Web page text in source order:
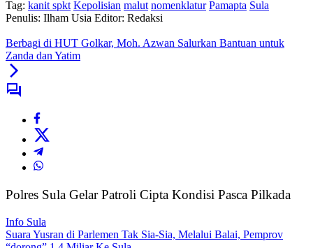
Tag: kanit spkt Kepolisian malut nomenklatur Pamapta Sula
Penulis: Ilham Usia Editor: Redaksi
Berbagi di HUT Golkar, Moh. Azwan Salurkan Bantuan untuk
Zanda dan Yatim
Polres Sula Gelar Patroli Cipta Kondisi Pasca Pilkada
Info Sula
Suara Yusran di Parlemen Tak Sia-Sia, Melalui Balai, Pemprov